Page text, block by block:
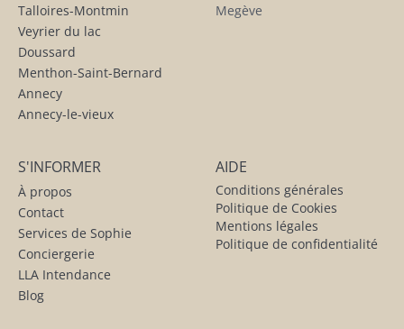
Talloires-Montmin
Veyrier du lac
Doussard
Menthon-Saint-Bernard
Annecy
Annecy-le-vieux
Megève
S'INFORMER
À propos
Contact
Services de Sophie
Conciergerie
LLA Intendance
Blog
AIDE
Conditions générales
Politique de Cookies
Mentions légales
Politique de confidentialité